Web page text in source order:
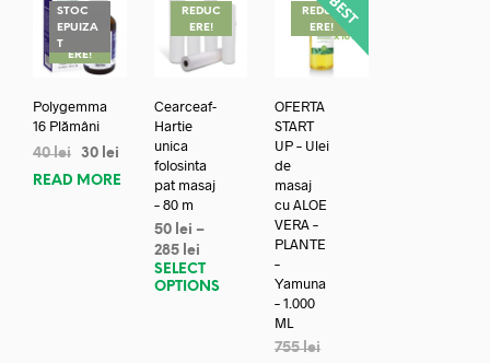
STOC
EPUIZA
TREDUC
ERE!
Polygemma
16 Plămâni
40lei 30 lei
READ MORE
REDUC
ERE!
Cearceaf-
Hartie
unica
folosinta
pat masaj
– 80 m
50 lei –
285 lei
SELECT
OPTIONS
REDUC
ERE!
OFERTA
START
UP – Ulei
de
masaj
cu ALOE
VERA –
PLANTE
–
Yamuna
– 1.000
ML
755lei